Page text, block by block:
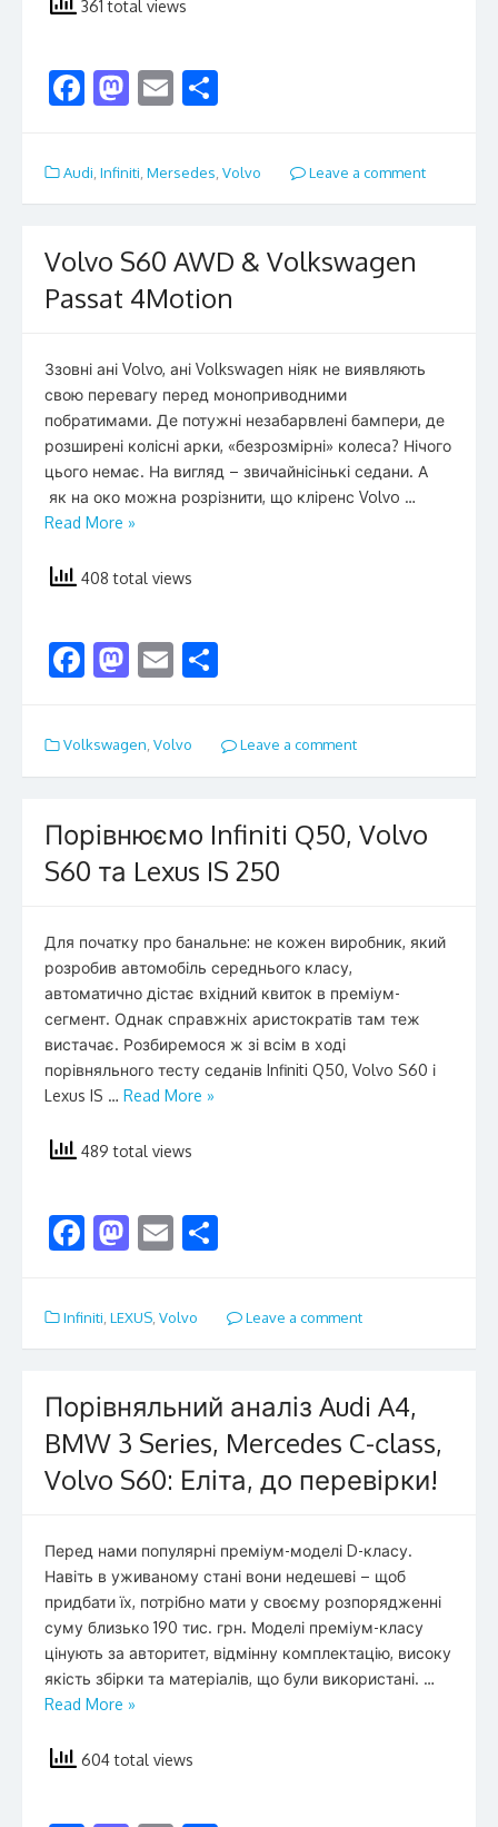
361 total views
F
e
b
o
k
M
to
d
n
E
ai
l
ar
e
Audi Infiniti Mersedes Volvo Leave a comment
Volvo S60 AWD & Volkswagen
Passat 4Motion
Ззовні ані Volvo, ані Volkswagen ніяк не виявляють
свою перевагу перед моноприводними
побратимами. Де потужні незабарвлені бампери, де
розширені колісні арки, «безрозмірні» колеса? Нічого
цього немає. На вигляд – звичайнісінькі седани. А
як на око можна розрізнити, що кліренс Volvo …
Read More »
408 total views
F
e
b
o
k
M
to
d
n
E
ai
l
ar
e
Volkswagen, Volvo Leave a comment
Порівнюємо Infiniti Q50, Volvo
S60 та Lexus IS 250
Для початку про банальне: не кожен виробник, який
розробив автомобіль середнього класу,
автоматично дістає вхідний квиток в преміум-
сегмент. Однак справжніх аристократів там теж
вистачає. Розбиремося ж зі всім в ході
порівняльного тесту седанів Infiniti Q50, Volvo S60 і
Lexus IS … Read More »
489 total views
F
e
b
o
k
M
to
d
n
E
ai
l
ar
e
Infiniti LEXUS Volvo Leave a comment
Порівняльний аналіз Audi A4,
BMW 3 Series, Mercedes C-сlass,
Volvo S60: Еліта, до перевірки!
Перед нами популярні преміум-моделі D-класу.
Навіть в уживаному стані вони недешеві – щоб
придбати їх, потрібно мати у своєму розпорядженні
суму близько 190 тис. грн. Моделі преміум-класу
цінують за авторитет, відмінну комплектацію, високу
якість збірки та матеріалів, що були використані. …
Read More »
604 total views